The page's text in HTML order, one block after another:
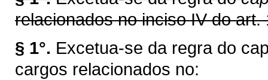
relacionados no inciso IV do art.
§ 1°. Excetua-se da regra do
cargos relacionados no: